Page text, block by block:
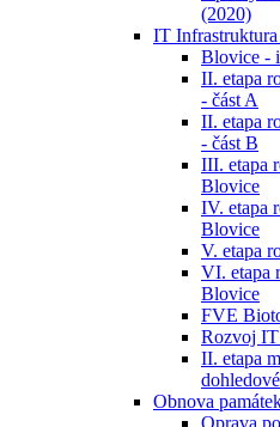
(2020)
IT
Blovice -
II. etapa
- část A
II. etapa
- část B
III. etapa
Blovice
IV. etapa
Blovice
V. etapa
VI. etapa
Blovice
FVE
Rozvoj
II. etapa
Obnova
Oprava